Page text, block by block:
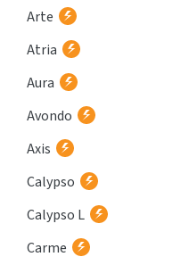
Arte
Atria
Aura
Avondo
Axis
Calypso
Calypso L
Carme